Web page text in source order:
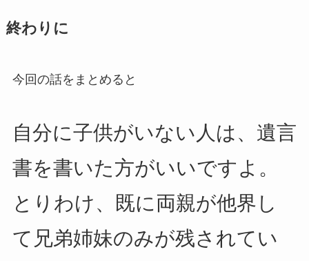
終わりに
今回の話をまとめると
自分に子供がいない人は、遺言
書を書いた方がいいですよ。
とりわけ、既に両親が他界し
て兄弟姉妹のみが残されてい